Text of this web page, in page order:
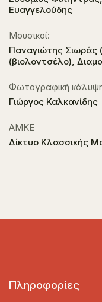
Ευαγγελούδης
Μουσικοί:
Παναγιώτης Σιωράς
(βιολοντσέλο),
Φωτογραφική
Γιώργος Καλκανίδης
ΑΜΚΕ
Δίκτυο Κλασσικής
Πληροφορίες